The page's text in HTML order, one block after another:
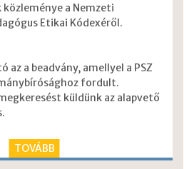
közleménye a Nemzeti
Etikai Kódexéről.
az a beadvány, amellyel a PSZ
fordult.
küldünk az alapvető
TOVÁBB